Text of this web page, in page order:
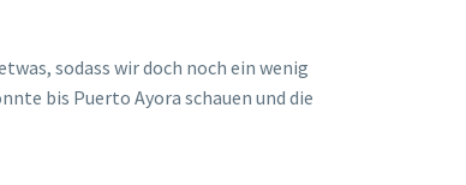
sodass wir doch noch ein wenig
bis Puerto Ayora schauen und die